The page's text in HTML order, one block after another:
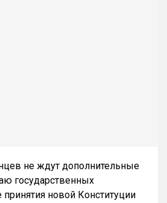
не ждут дополнительные
государственных
новой Конституции